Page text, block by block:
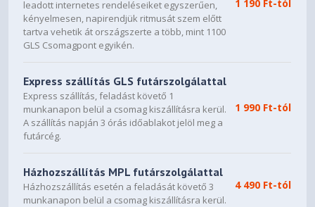
leadott internetes rendeléseiket egyszerűen,
kényelmesen, napirendjük ritmusát szem előtt
tartva vehetik át országszerte a több, mint 1100
GLS Csomagpont egyikén.
1 190 Ft-tól
Express szállítás GLS futárszolgálattal
Express szállítás, feladást követő 1
munkanapon belül a csomag kiszállításra kerül.
A szállítás napján 3 órás időablakot jelöl meg a
futárcég.
1 990 Ft-tól
Házhozszállítás MPL futárszolgálattal
Házhozszállítás esetén a feladását követő 3
munkanapon belül a csomag kiszállításra kerül.
4 490 Ft-tól